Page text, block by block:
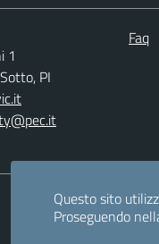
1
PI
Faq
Questo sito
Proseguendo